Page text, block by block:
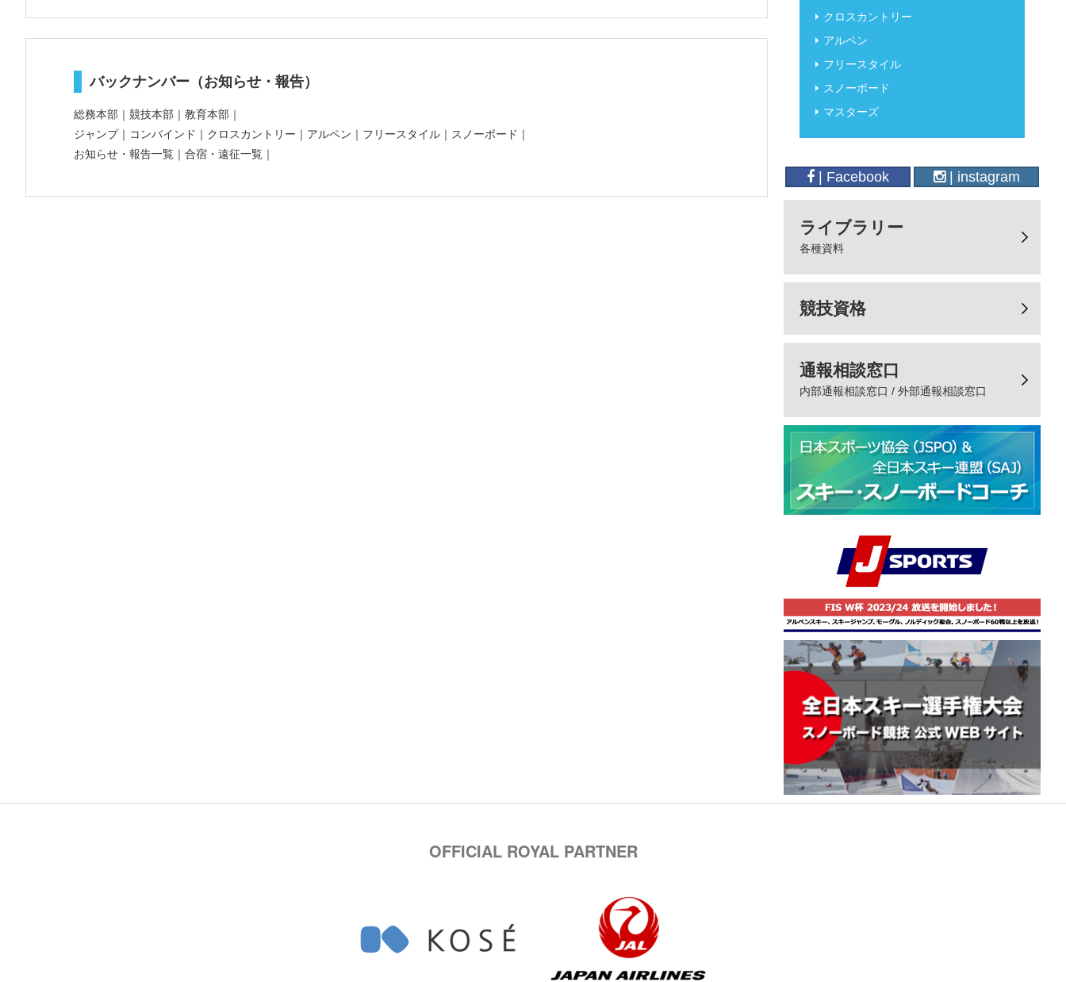
バックナンバー（お知らせ・報告）
総務本部 ｜ 競技本部 ｜ 教育本部 ｜
ジャンプ｜ コンバインド ｜ クロスカントリー ｜ アルペン ｜ フリースタイル ｜ スノーボード ｜
お知らせ・報告一覧 ｜ 合宿・遠征一覧 ｜
クロスカントリー
アルペン
フリースタイル
スノーボード
マスターズ
| Facebook | instagram
ライブラリー
各種資料
競技資格
通報相談窓口
内部通報相談窓口 / 外部通報相談窓口
OFFICIAL ROYAL PARTNER